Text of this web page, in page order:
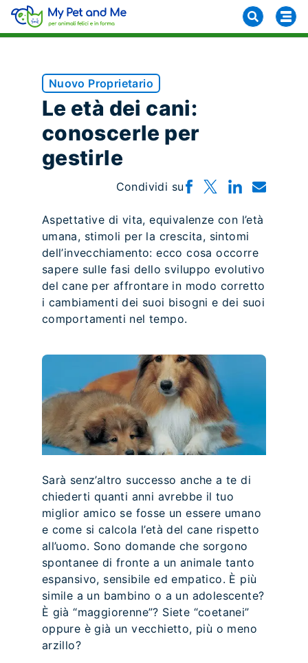
Nuovo Proprietario
Le età dei cani:
conoscerle per
gestirle
Condividi su
Aspettative di vita, equivalenze con l’età
umana, stimoli per la crescita, sintomi
dell’invecchiamento: ecco cosa occorre
sapere sulle fasi dello sviluppo evolutivo
del cane per affrontare in modo corretto
i cambiamenti dei suoi bisogni e dei suoi
comportamenti nel tempo.
Sarà senz’altro successo anche a te di
chiederti quanti anni avrebbe il tuo
miglior amico se fosse un essere umano
e come si calcola l’età del cane rispetto
all’uomo. Sono domande che sorgono
spontanee di fronte a un animale tanto
espansivo, sensibile ed empatico. È più
simile a un bambino o a un adolescente?
È già “maggiorenne”? Siete “coetanei”
oppure è già un vecchietto, più o meno
arzillo?